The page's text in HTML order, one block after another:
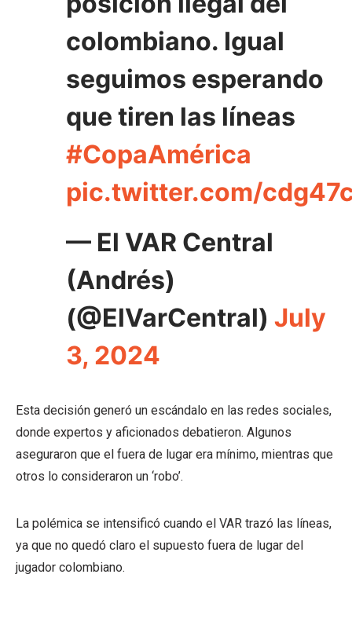
colombiano. Igual
seguimos esperando
que tiren las líneas
#CopaAmérica
pic.twitter.com/
— El VAR Central
(Andrés)
(@ElVarCentral) July
3, 2024
Esta decisión generó un escándalo en las redes sociales,
donde expertos y aficionados debatieron. Algunos
aseguraron que el fuera de lugar era mínimo, mientras que
otros lo consideraron un ‘robo’.
La polémica se intensificó cuando el VAR trazó las líneas,
ya que no quedó claro el supuesto fuera de lugar del
jugador colombiano.